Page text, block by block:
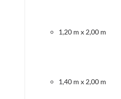
1,20 m x 2,00 m
1,40 m x 2,00 m